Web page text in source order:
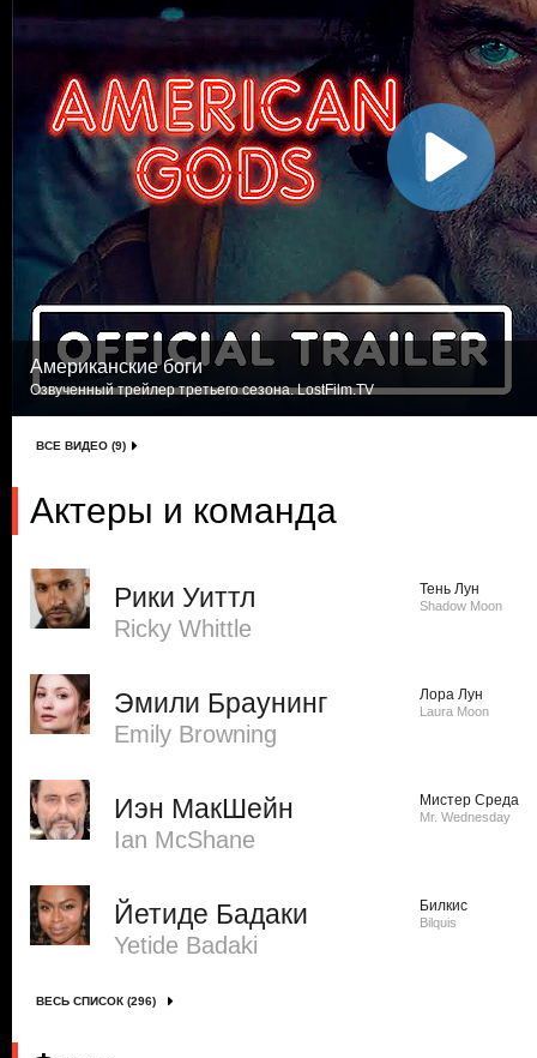
Американские боги
Озвученный трейлер третьего сезона. LostFilm.TV
ВСЕ ВИДЕО (9)
Актеры и команда
Рики Уиттл
Ricky Whittle
Тень Лун
Shadow Moon
Эмили Браунинг
Emily Browning
Лора Лун
Laura Moon
Иэн МакШейн
Ian McShane
Мистер Среда
Mr. Wednesday
Йетиде Бадаки
Yetide Badaki
Билкис
Bilquis
ВЕСЬ СПИСОК (296)